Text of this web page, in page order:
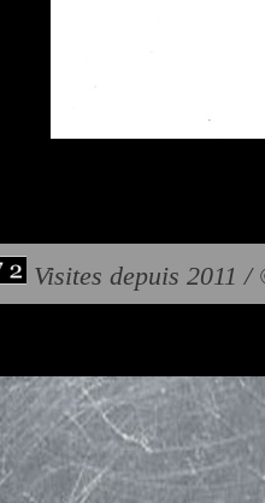
Visites depuis 2011